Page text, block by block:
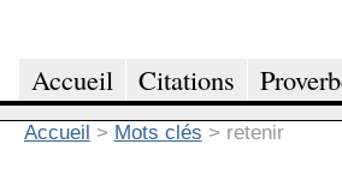
Accueil Citations
Accueil > Mots clés > retenir